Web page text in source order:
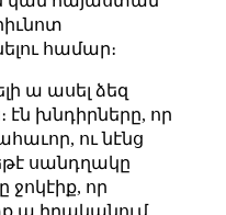
համար։
ա ասել ձեզ
էն խնդիրները, որ
ու նէնց
սանդղակը
որ
ա իրականում